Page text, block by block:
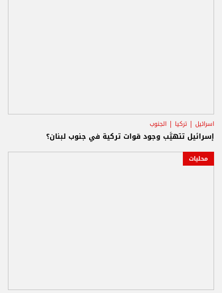
اسرائيل تركيا الجنوب
إسرائيل تتهيَّب وجود قوات تركية في جنوب لبنان؟
محليات